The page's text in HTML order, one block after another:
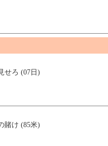
せろ (07日)
賭け (85米)